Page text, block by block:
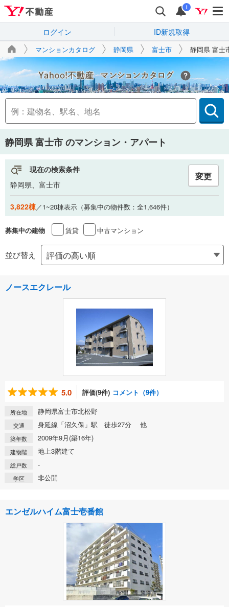
i
ログイン ID新規取得
マンションカタログ 静岡県 富士市 静岡県 富士
Yahoo!不動産
静岡県 富士市のマンション・アパート
現在の検索条件
静岡県、富士市
変更
3,822棟／1~20棟表示（募集中の物件数：全1,646件）
募集中の建物 賃貸 中古マンション
並び替え
ノースエクレール
5.0 評価(9件) コメント（9件）
所在地 静岡県富士市北松野
交通 身延線「沼久保」駅 徒歩27分 他
築年数 2009年9月(築16年)
建物階 地上3階建て
総戸数 -
学区 非公開
エンゼルハイム富士壱番館